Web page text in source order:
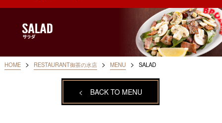
HOME > RESTAURANT御茶の水店 > MENU > SALAD
< BACK TO MENU